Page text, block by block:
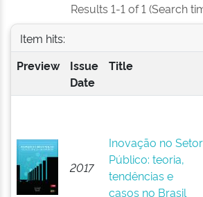
Results 1-1 of 1 (Search
Item hits:
Preview
Issue
Date
Title
2017
Inovação no Setor
Público: teoria,
tendências e
casos no Brasil